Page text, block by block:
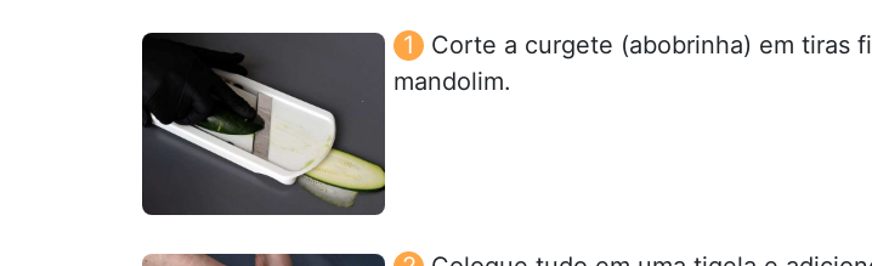
Corte a curgete (abobrinha) em tiras
mandolim.